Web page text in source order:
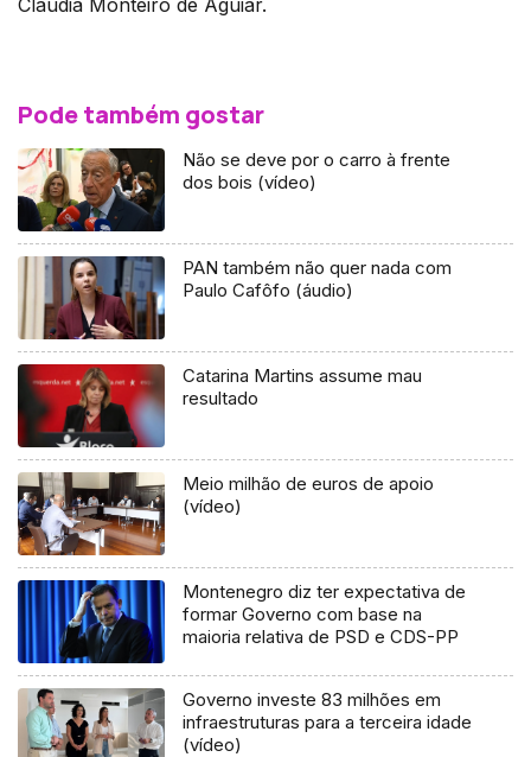
Cláudia Monteiro de Aguiar.
Pode também gostar
Não se deve por o carro à frente
dos bois (vídeo)
PAN também não quer nada com
Paulo Cafôfo (áudio)
Catarina Martins assume mau
resultado
Meio milhão de euros de apoio
(vídeo)
Montenegro diz ter expectativa de
formar Governo com base na
maioria relativa de PSD e CDS-PP
Governo investe 83 milhões em
infraestruturas para a terceira idade
(vídeo)